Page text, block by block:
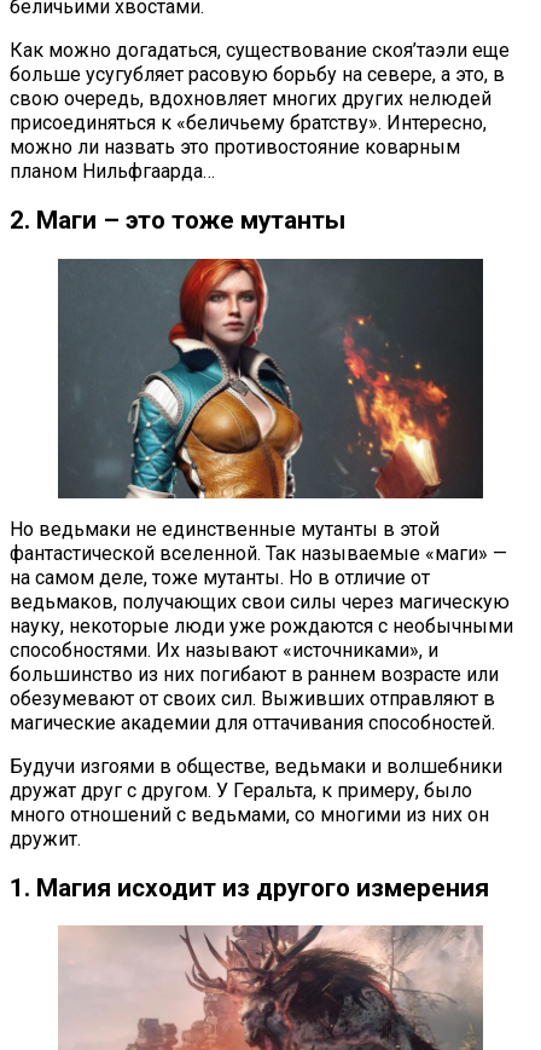
беличьими хвостами.
Как можно догадаться, существование скоя’таэли еще
больше усугубляет расовую борьбу на севере, а это, в
свою очередь, вдохновляет многих других нелюдей
присоединяться к «беличьему братству». Интересно,
можно ли назвать это противостояние коварным
планом Нильфгаарда…
2. Маги – это тоже мутанты
Но ведьмаки не единственные мутанты в этой
фантастической вселенной. Так называемые «маги» —
на самом деле, тоже мутанты. Но в отличие от
ведьмаков, получающих свои силы через магическую
науку, некоторые люди уже рождаются с необычными
способностями. Их называют «источниками», и
большинство из них погибают в раннем возрасте или
обезумевают от своих сил. Выживших отправляют в
магические академии для оттачивания способностей.
Будучи изгоями в обществе, ведьмаки и волшебники
дружат друг с другом. У Геральта, к примеру, было
много отношений с ведьмами, со многими из них он
дружит.
1. Магия исходит из другого измерения